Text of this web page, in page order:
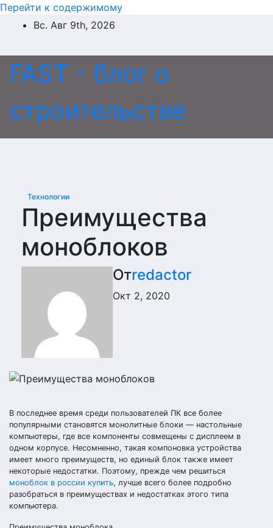
Перейти к содержимому
Вс. Авг 9th, 2026
FAST - блог о
строительстве
Технологии
Преимущества
моноблоков
Отredactor
Окт 2, 2020
В последнее время среди пользователей ПК все более
популярными становятся монолитные блоки — настольные
компьютеры, где все компоненты совмещены с дисплеем в
одном корпусе. Несомненно, такая компоновка устройства
имеет много преимуществ, но единый блок также имеет
некоторые недостатки. Поэтому, прежде чем решиться
моноблок в россии купить, лучше всего более подробно
разобраться в преимуществах и недостатках этого типа
компьютера.